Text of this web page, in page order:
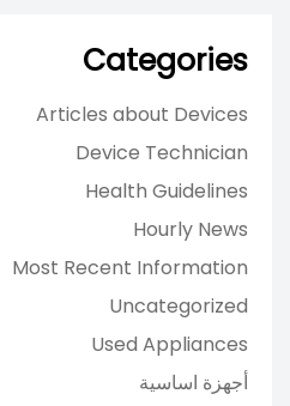
Categories
Articles about Devices
Device Technician
Health Guidelines
Hourly News
Most Recent Information
Uncategorized
Used Appliances
أجهزة اساسية